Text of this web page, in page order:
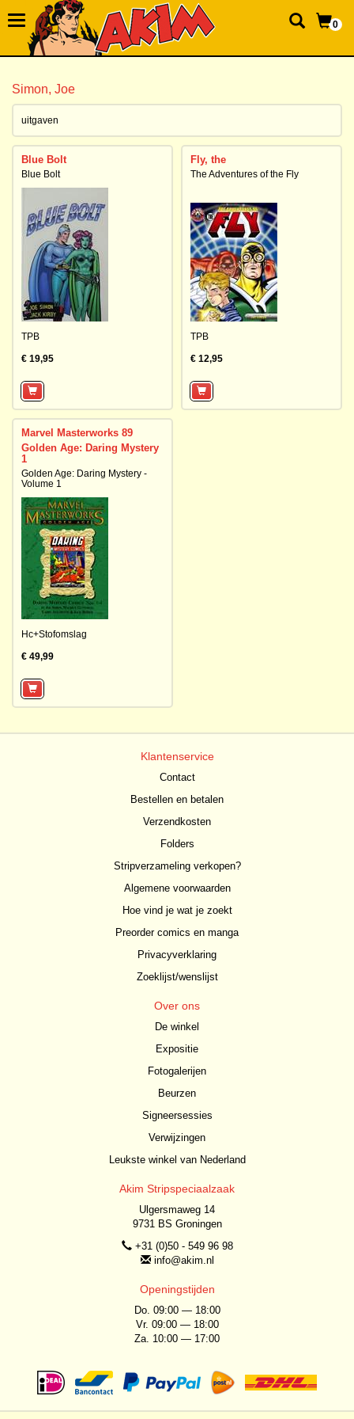
0
Simon, Joe
uitgaven
Blue Bolt
Blue Bolt
TPB
€ 19,95
Fly, the
The Adventures of the Fly
TPB
€ 12,95
Marvel Masterworks 89
Golden Age: Daring Mystery
1
Golden Age: Daring Mystery -
Volume 1
Hc+Stofomslag
€ 49,99
Klantenservice
Contact
Bestellen en betalen
Verzendkosten
Folders
Stripverzameling verkopen?
Algemene voorwaarden
Hoe vind je wat je zoekt
Preorder comics en manga
Privacyverklaring
Zoeklijst/wenslijst
Over ons
De winkel
Expositie
Fotogalerijen
Beurzen
Signeersessies
Verwijzingen
Leukste winkel van Nederland
Akim Stripspeciaalzaak
Ulgersmaweg 14
9731 BS Groningen
+31 (0)50 - 549 96 98
info@akim.nl
Openingstijden
Do. 09:00 — 18:00
Vr. 09:00 — 18:00
Za. 10:00 — 17:00